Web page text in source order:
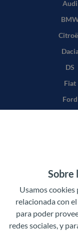
Sobre
Usamos
relacionada con
para poder
redes sociales, y
Audi
DS
Fiat
Ford